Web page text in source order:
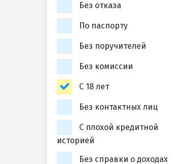
Без отказа
По паспорту
Без поручителей
Без комиссии
С 18 лет
Без контактных лиц
С плохой кредитной
историей
Без справки о доходах